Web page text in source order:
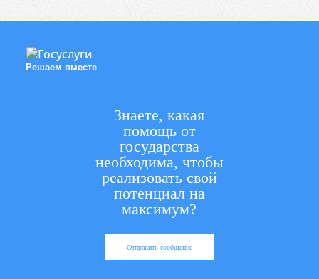
Решаем вместе
Знаете, какая
помощь от
государства
необходима, чтобы
реализовать свой
потенциал на
максимум?
Отправить сообщение